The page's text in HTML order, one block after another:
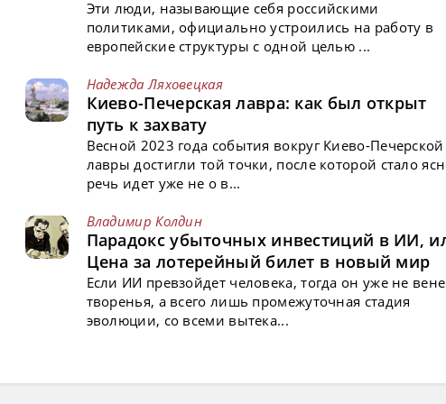
Эти люди, называющие себя российскими
политиками, официально устроились на работу в
европейские структуры с одной целью ...
Надежда Ляховецкая
Киево-Печерская лавра: как был открыт
путь к захвату
Весной 2023 года события вокруг Киево-Печерской
лавры достигли той точки, после которой стало
речь идет уже не о в...
Владимир Колдин
Парадокс убыточных инвестиций в ИИ,
Цена за лотерейный билет в новый мир
Если ИИ превзойдет человека, тогда он уже не
творенья, а всего лишь промежуточная стадия
эволюции, со всеми вытека...